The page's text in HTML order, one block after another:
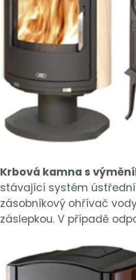
Krbová kamna s
stávající systém
zásobníkový ohřívač
záslepkou. V případě